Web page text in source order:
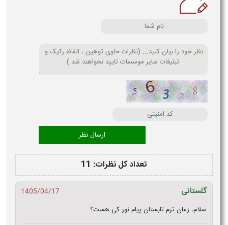
تعداد کل نظرات: 11
گلستانی
1405/04/17
سلام، زمان ترم تابستان پیام نور کی هست؟